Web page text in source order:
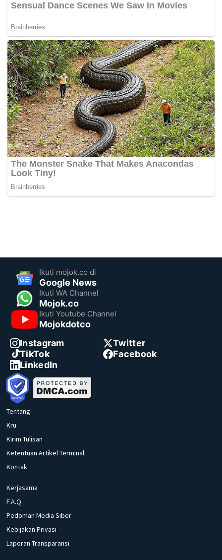
Ikuti mojok.co di
Google News
Ikuti WA Channel
Mojok.co
Ikuti Youtube Channel
Mojokdotco
Instagram
Twitter
TikTok
Facebook
LinkedIn
Tentang
Kru
Kirim Tulisan
Ketentuan Artikel Terminal
Kontak
Kerjasama
F.A.Q.
Pedoman Media Siber
Kebijakan Privasi
Laporan Transparansi